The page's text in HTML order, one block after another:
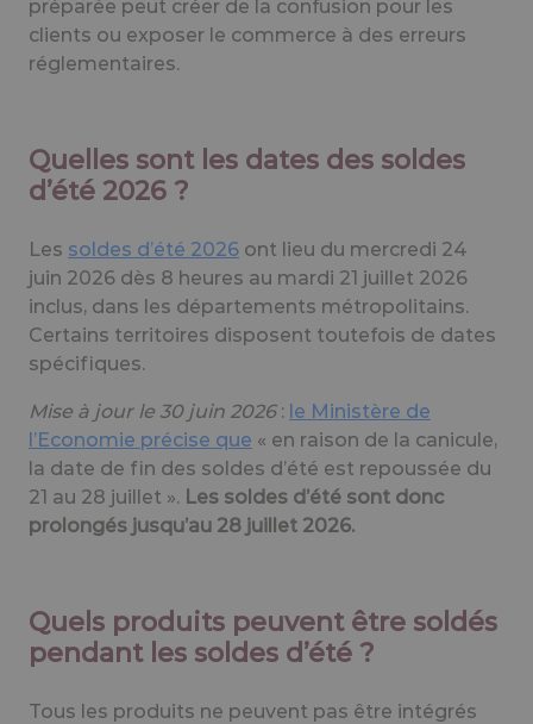
préparée peut créer de la confusion pour les
clients ou exposer le commerce à des erreurs
réglementaires.
Quelles sont les dates des soldes
d’été 2026 ?
Les soldes d’été 2026 ont lieu du mercredi 24
juin 2026 dès 8 heures au mardi 21 juillet 2026
inclus, dans les départements métropolitains.
Certains territoires disposent toutefois de dates
spécifiques.
Mise à jour le 30 juin 2026: le Ministère de
l’Economie précise que « en raison de la canicule,
la date de fin des soldes d’été est repoussée du
21 au 28 juillet ». Les soldes d’été sont donc
prolongés jusqu’au 28 juillet 2026.
Quels produits peuvent être soldés
pendant les soldes d’été ?
Tous les produits ne peuvent pas être intégrés